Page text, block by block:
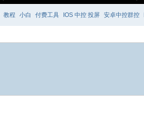
教程 小白 付费工具 IOS 中控 投屏 安卓中控群控